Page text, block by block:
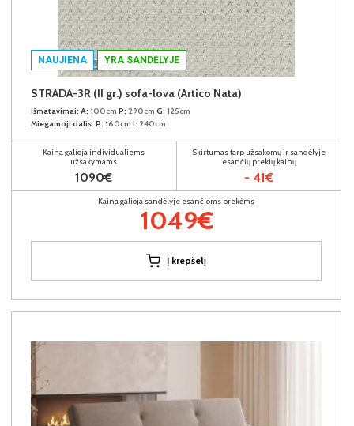
NAUJIENA YRA SANDĖLYJE
STRADA-3R (II gr.) sofa-lova (Artico Nata)
Išmatavimai: A: 100cm P: 290cm G: 125cm
Miegamoji dalis: P: 160cm I: 240cm
Kaina galioja individualiems
užsakymams
1090€
Skirtumas tarp užsakomų ir sandėlyje
esančių prekių kainų
- 41€
Kaina galioja sandėlyje esančioms prekėms
1049€
Į krepšelį